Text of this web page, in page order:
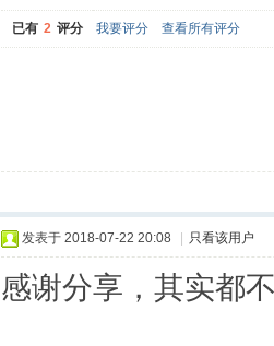
已有 2 评分 我要评分 查看所有评分
发表于 2018-07-22 20:08 只看该用户
感谢分享，其实都